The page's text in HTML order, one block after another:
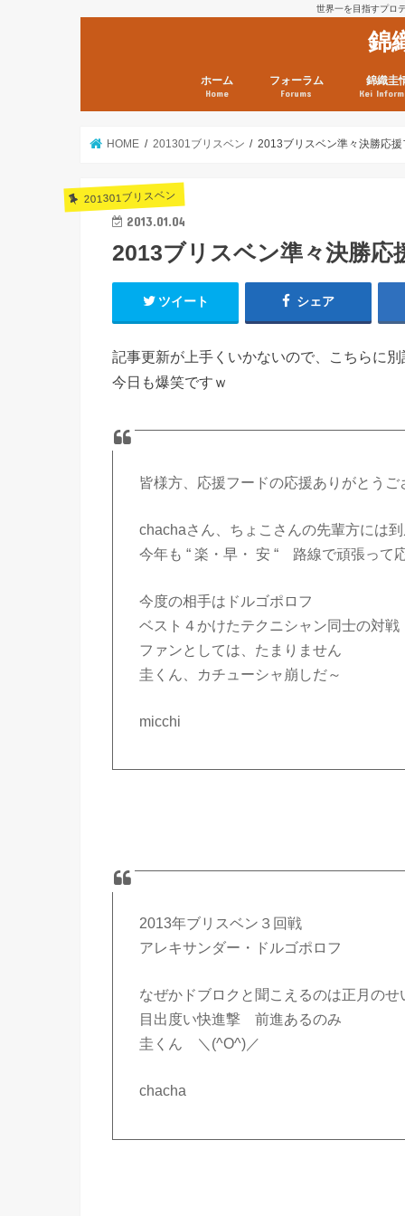
世界一を目指すプロ
錦
ホーム
Home
フォーラム
Forums
錦織圭
Kei
日現在）
点）
HOME 201301ブリスベン 2013ブリスベン準々決勝応援
201301ブリスベン
2013.01.04
2013ブリスベン準々決勝応
ツイート シェア
記事更新が上手くいかないので、こちらに別
今日も爆笑ですｗ
皆様方、応援フードの応援ありがとう
chachaさん、ちょこさんの先輩方には
今年も “ 楽・早・ 安 “ 路線で頑張って
今度の相手はドルゴポロフ
ベスト４かけたテクニシャン同士の対戦
ファンとしては、たまりません
圭くん、カチューシャ崩しだ～
micchi
2013年ブリスベン３回戦
アレキサンダー・ドルゴポロフ
なぜかドブロクと聞こえるのは正月のせ
目出度い快進撃 前進あるのみ
圭くん ＼(^O^)／
chacha